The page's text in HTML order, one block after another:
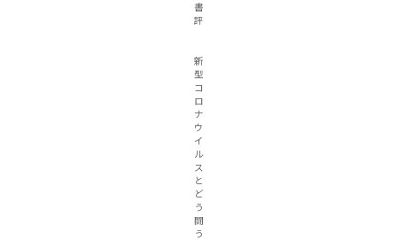
書
評
新
型
コ
ロ
ナ
ウ
イ
ル
ス
と
ど
う
闘
う